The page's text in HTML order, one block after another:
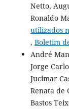
Netto,
Ronaldo
utilizados
, Boletim
André
Jorge
Jucimar
Renata de
Bastos